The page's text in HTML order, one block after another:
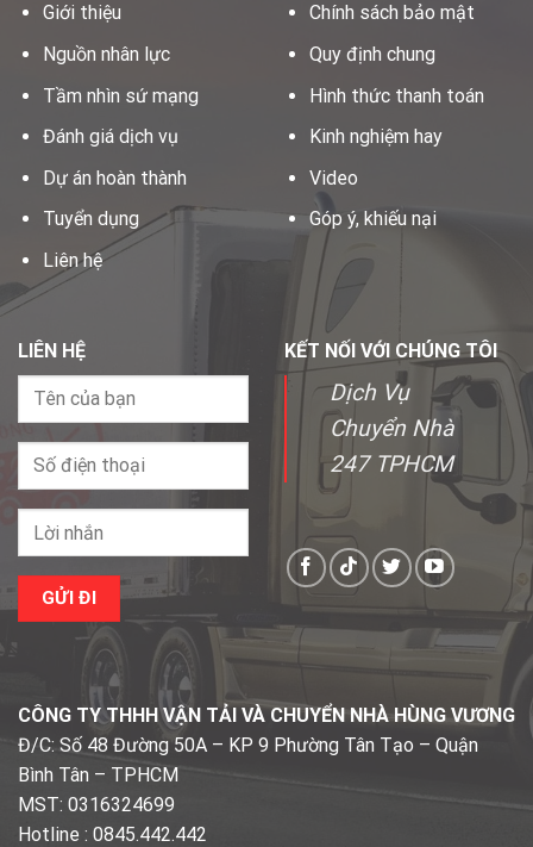
Giới thiệu
Nguồn nhân lực
Tầm nhìn sứ mạng
Đánh giá dịch vụ
Dự án hoàn thành
Tuyển dụng
Liên hệ
Chính sách bảo mật
Quy định chung
Hình thức thanh toán
Kinh nghiệm hay
Video
Góp ý, khiếu nại
LIÊN HỆ KẾT NỐI VỚI CHÚNG TÔI
Dịch Vụ
Chuyển Nhà
247 TPHCM
CÔNG TY THHH VẬN TẢI VÀ CHUYỂN NHÀ HÙNG VƯƠNG
Đ/C: Số 48 Đường 50A – KP 9 Phường Tân Tạo – Quận
Bình Tân – TPHCM
MST: 0316324699
Hotline : 0845.442.442